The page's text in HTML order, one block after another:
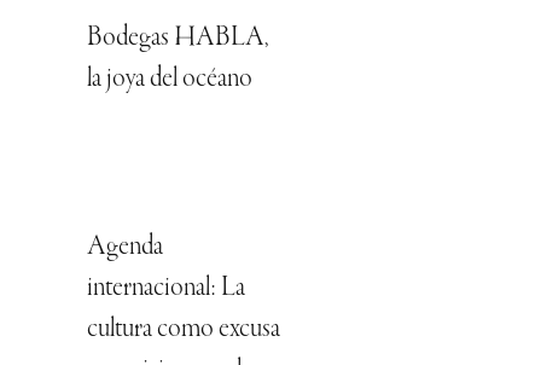
Bodegas HABLA,
la joya del océano
Agenda
internacional: La
cultura como excusa